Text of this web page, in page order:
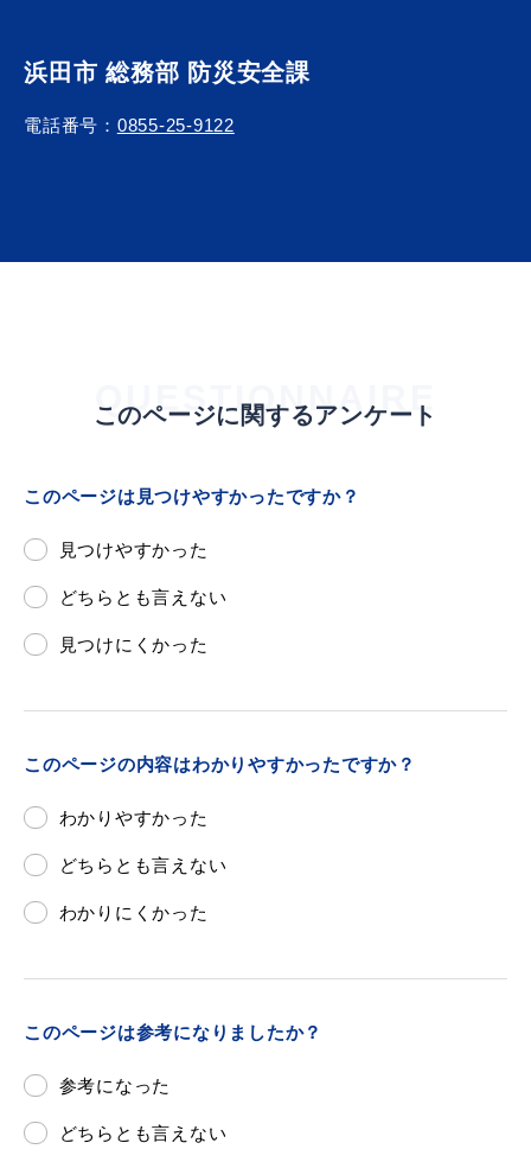
ごみ・リサイクル 支援・助成制度
各種相談窓口
敬老福祉乗車券
公共施設
防災・防犯メール
浜田市 総務部 防災安全課
電話番号： 0855-25-9122
QUESTIONNAIRE
このページに関するアンケート
このページは見つけやすかったですか？
見つけやすかった
どちらとも言えない
見つけにくかった
このページの内容はわかりやすかったですか？
わかりやすかった
どちらとも言えない
わかりにくかった
このページは参考になりましたか？
参考になった
どちらとも言えない